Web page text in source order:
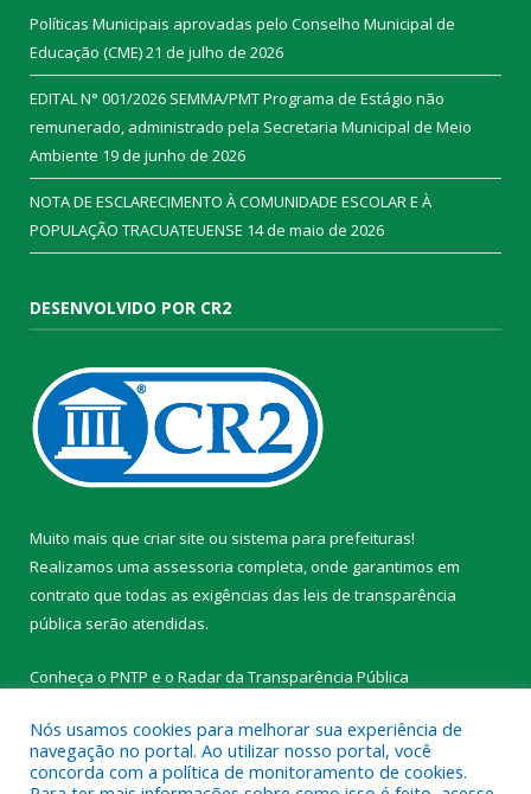
Políticas Municipais aprovadas pelo Conselho Municipal de
Educação (CME)21 de julho de 2026
EDITAL N° 001/2026 SEMMA/PMT Programa de Estágio não
remunerado, administrado pela Secretaria Municipal de Meio
Ambiente 19 de junho de 2026
NOTA DE ESCLARECIMENTO À COMUNIDADE ESCOLAR E À
POPULAÇÃO TRACUATEUENSE 14 de maio de 2026
DESENVOLVIDO POR CR2
Muito mais que criar site ou sistema para prefeituras!
Realizamos uma assessoria completa, onde garantimos em
contrato que todas as exigências das leis de transparência
pública serão atendidas.
Conheça o PNTP e o Radar da Transparência Pública
Nós usamos cookies para melhorar sua experiência de
navegação no portal. Ao utilizar nosso portal, você
concorda com a política de monitoramento de cookies.